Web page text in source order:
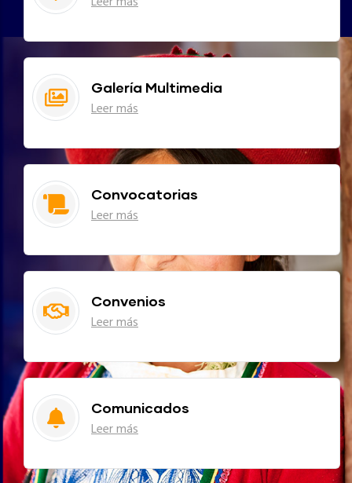
Galería Multimedia
Leer más
Convocatorias
Leer más
Convenios
Leer más
Comunicados
Leer más